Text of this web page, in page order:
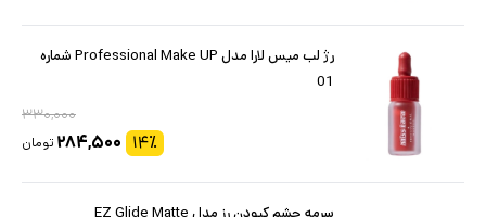
رژ لب میس لارا مدل Professional Make UP شماره
01
۳۳۰,۰۰۰
۱۴٪ ۲۸۴,۵۰۰ تومان